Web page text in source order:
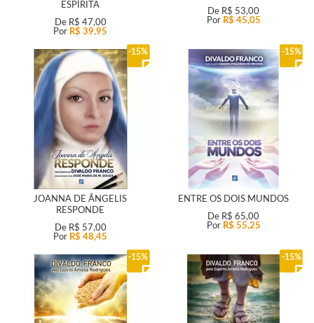
ESPÍRITA
De R$ 47,00
Por R$ 39,95
De R$ 53,00
Por R$ 45,05
15%
JOANNA DE ÂNGELIS
RESPONDE
De R$ 57,00
Por R$ 48,45
15%
ENTRE OS DOIS MUNDOS
De R$ 65,00
Por R$ 55,25
15% 15%